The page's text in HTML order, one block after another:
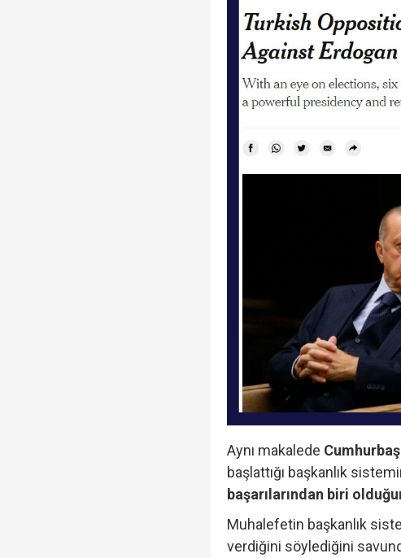
Aynı makalede
başlattığı başkanlık
başarılarından biri
Muhalefetin başkanlık
verdiğini söylediğini